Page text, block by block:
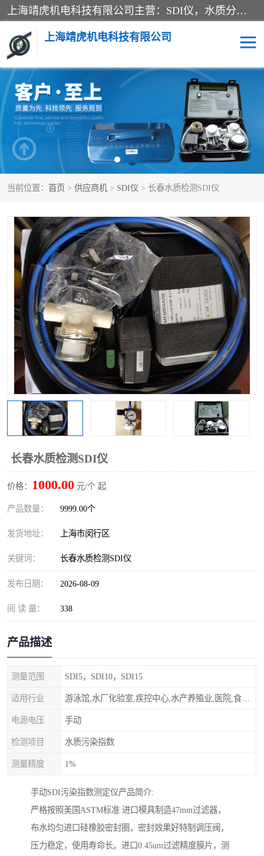
上海靖虎机电科技有限公司主营：SDI仪，水质分析仪，水质检测仪产品；上海靖虎机电科技有限公司在专业制造和研发等方面的强大的平台优势，利用自身在自动化仪表、自控系统及环保监测仪器的专长，以优良的技术，优越的产品质量和良好的服务质量与广大客户真诚合作。
上海靖虎机电科技有限公司
当前位置： 首页 > 供应商机 > SDI仪 > 长春水质检测SDI仪
长春水质检测SDI仪
价格： 1000.00 元/个 起
产品数量： 9999.00个
发货地址： 上海市闵行区
关键词： 长春水质检测SDI仪
发布日期： 2026-08-09
阅 读 量： 338
产品描述
测量范围 SDI5，SDI10，SDI15
适用行业
电源电压 手动
检测项目 水质污染指数
测量精度 1%
手动SDI污染指数测定仪产品简介:
严格按照美国ASTM标准 进口模具制造47mm过滤器，
布水均匀进口硅橡胶密封圈，密封效果好特制调压阀，
压力稳定，使用寿命长。进口0.45um过滤精度膜片，测
SDI仪 过滤膜过滤纸
PH电导测试笔 水质分析仪
水质检测仪 电导测试笔
PH电导测试仪